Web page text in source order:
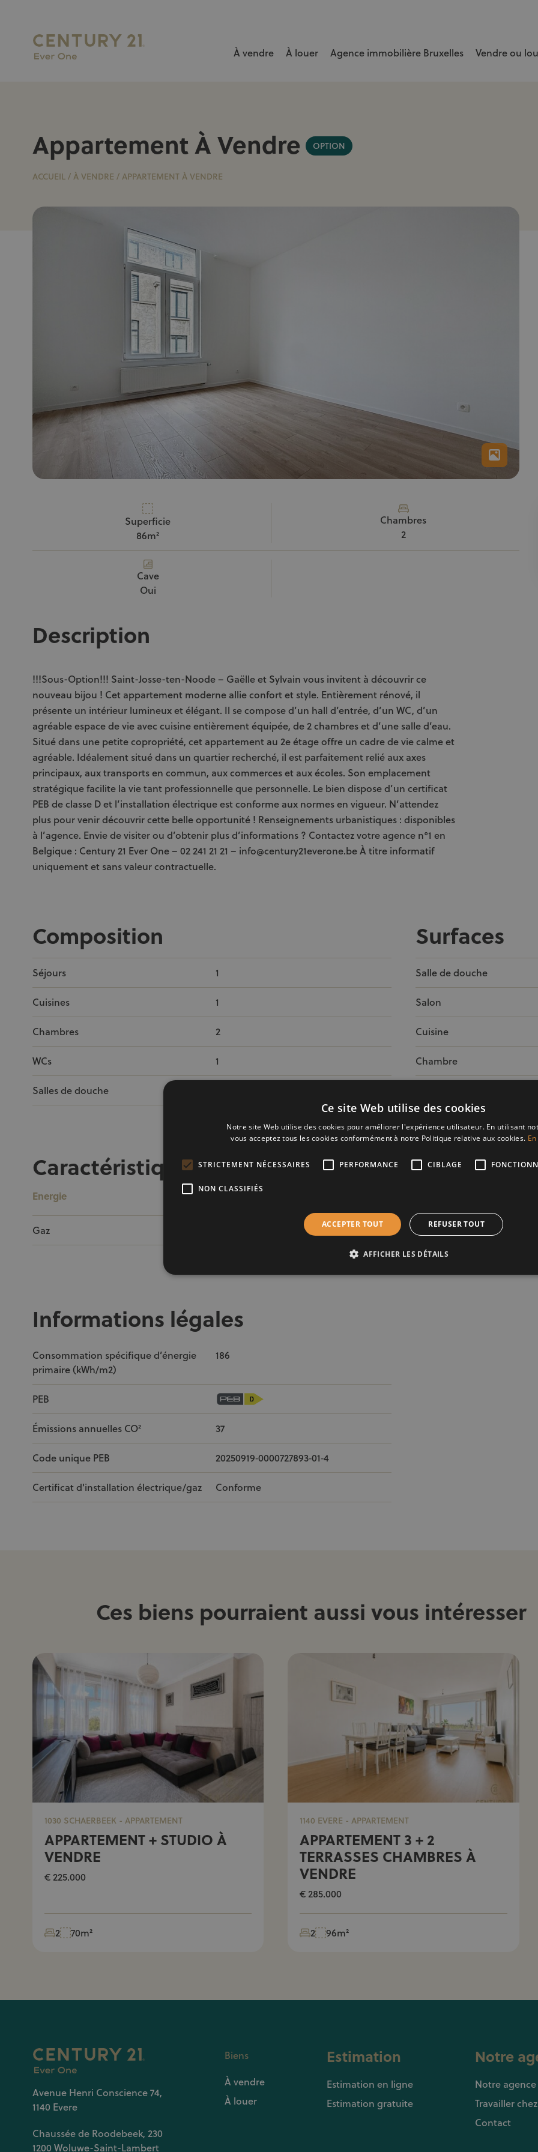
L’AGENCE N°1 À BRUXELLES pour vendre ou louer votre bien rapidement et au meilleur prix.
À vendre À louer Agence immobilière Bruxelles Vendre ou
Appartement À Vendre OPTION
ACCUEIL/ À VENDRE / APPARTEMENT À VENDRE
Superficie
86m²
Chambres
2
Cave
Oui
Description
!!!Sous-Option!!! Saint-Josse-ten-Noode – Gaëlle et Sylvain vous invitent à découvrir ce
nouveau bijou ! Cet appartement moderne allie confort et style. Entièrement rénové, il
présente un intérieur lumineux et élégant. Il se compose d’un hall d’entrée, d’un WC, d’un
agréable espace de vie avec cuisine entièrement équipée, de 2 chambres et d’une salle d’eau.
Situé dans une petite copropriété, cet appartement au 2e étage offre un cadre de vie calme et
agréable. Idéalement situé dans un quartier recherché, il est parfaitement relié aux axes
principaux, aux transports en commun, aux commerces et aux écoles. Son emplacement
stratégique facilite la vie tant professionnelle que personnelle. Le bien dispose d’un certificat
PEB de classe D et l’installation électrique est conforme aux normes en vigueur. N’attendez
plus pour venir découvrir cette belle opportunité ! Renseignements urbanistiques : disponibles
à l’agence. Envie de visiter ou d’obtenir plus d’informations ? Contactez votre agence n°1 en
Belgique : Century 21 Ever One – 02 241 21 21 – info@century21everone.be À titre informatif
uniquement et sans valeur contractuelle.
Composition
Séjours 1
Cuisines 1
Chambres 2
WCs 1
Salles de douche
Surfaces
Salle de douche
Salon
Cuisine
Chambre
Caractéristiques
Energie
Gaz Double vitrage
Informations légales
Consommation spécifique d’énergie
primaire (kWh/m2)
186
PEB
Émissions annuelles CO² 37
Code unique PEB 20250919‐0000727893‐01‐4
Certificat d'installation électrique/gaz Conforme
Ces biens pourraient aussi vous intéresser
1030 SCHAERBEEK - APPARTEMENT
APPARTEMENT + STUDIO À
VENDRE
€ 225.000
2 70m²
1140 EVERE - APPARTEMENT
APPARTEMENT 3 + 2
TERRASSES CHAMBRES À
VENDRE
€ 285.000
2 96m²
Avenue Henri Conscience 74,
1140 Evere
Chaussée de Roodebeek, 230
1200 Woluwe-Saint-Lambert
Biens
À vendre
À louer
Estimation
Estimation en ligne
Estimation gratuite
Notre
Notre agence
Travailler
Contact
Ce site Web utilise des cookies
Notre site Web utilise des cookies pour améliorer l'expérience utilisateur. En utilisant
vous acceptez tous les cookies conformément à notre Politique relative aux cookies.
STRICTEMENT NÉCESSAIRES PERFORMANCE CIBLAGE
NON CLASSIFIÉS
ACCEPTER TOUT REFUSER TOUT
AFFICHER LES DÉTAILS